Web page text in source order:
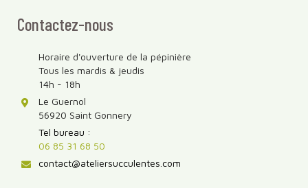
Contactez-nous
Horaire d'ouverture de la pépinière
Tous les mardis & jeudis
14h - 18h
Le Guernol
56920 Saint Gonnery
Tel bureau :
06 85 31 68 50
contact@ateliersucculentes.com